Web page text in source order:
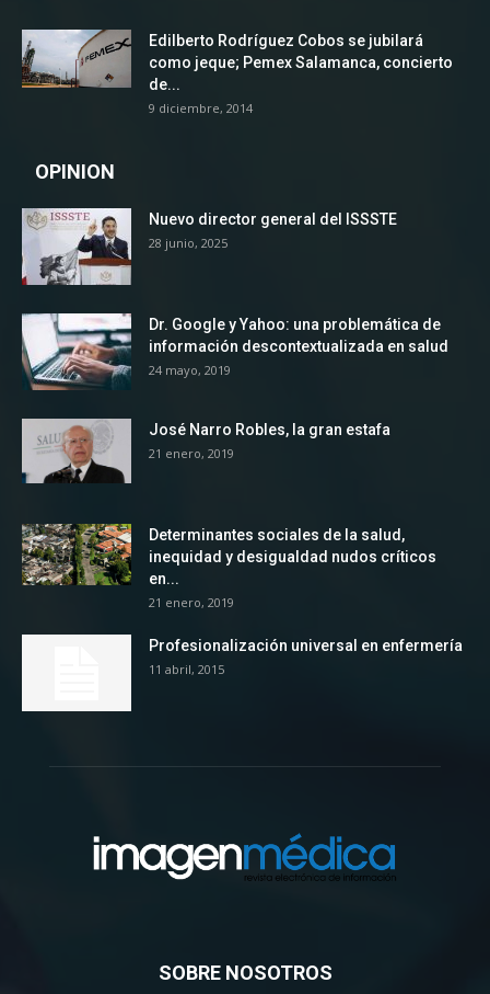
Edilberto Rodríguez Cobos se jubilará
como jeque; Pemex Salamanca, concierto
de...
9 diciembre, 2014
OPINION
Nuevo director general del ISSSTE
28 junio, 2025
Dr. Google y Yahoo: una problemática de
información descontextualizada en salud
24 mayo, 2019
José Narro Robles, la gran estafa
21 enero, 2019
Determinantes sociales de la salud,
inequidad y desigualdad nudos críticos
en...
21 enero, 2019
Profesionalización universal en enfermería
11 abril, 2015
SOBRE NOSOTROS